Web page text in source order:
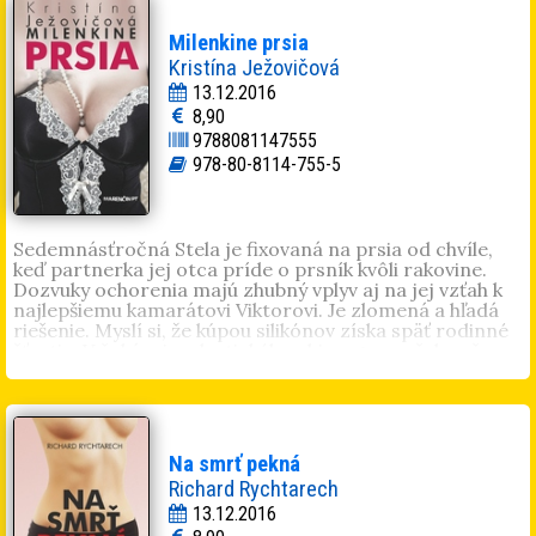
pracovala prevažne v IT oblasti. V minulosti sa venovala
spevu a písaniu textov k piesňam. Je vydatá a má dve
deti.
Milenkine prsia
Kristína Ježovičová
13.12.2016
8,90
9788081147555
978-80-8114-755-5
Sedemnásťročná Stela je fixovaná na prsia od chvíle,
keď partnerka jej otca príde o prsník kvôli rakovine.
Dozvuky ochorenia majú zhubný vplyv aj na jej vzťah k
najlepšiemu kamarátovi Viktorovi. Je zlomená a hľadá
riešenie. Myslí si, že kúpou silikónov získa späť rodinné
Kristína Ježovičová(1984) vyštudovala germanistiku
na pedagogickej fakulte Univerzity Komenského.
Písaniu sa venuje aktívne a túto činnosť považuje za
veľmi návykovú. Debutovala historickou romancou
Uväznená v čase
. Je autorkou kníhPodvodníčka
Červená jej pristane,Sestra: Krvavé Šenky sú tentoraz
naozaj krvavé. Vo voľnom čase veľmi rada číta a trávi
Na smrť pekná
Richard Rychtarech
13.12.2016